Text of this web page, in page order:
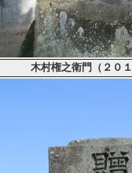
木村権之衛門（２０